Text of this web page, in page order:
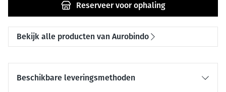
Reserveervoor ophaling
Bekijk alle producten van Aurobindo
Beschikbare leveringsmethoden